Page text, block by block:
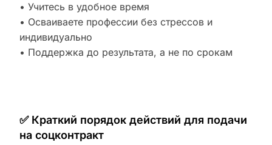
• Учитесь в удобное время
• Осваиваете профессии без стрессов и
индивидуально
• Поддержка до результата, а не по срокам
✅ Краткий порядок действий для подачи
на соцконтракт